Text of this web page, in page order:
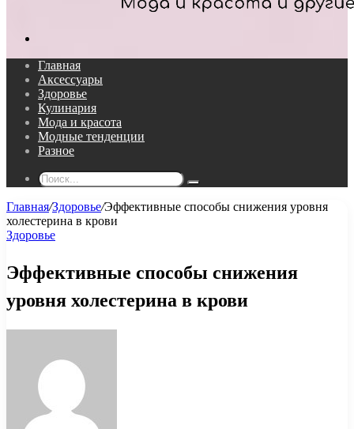
Главная
Аксессуары
Здоровье
Кулинария
Мода и красота
Модные тенденции
Разное
Поиск...
Главная/Здоровье/Эффективные способы снижения уровня
холестерина в крови
Здоровье
Эффективные способы снижения
уровня холестерина в крови